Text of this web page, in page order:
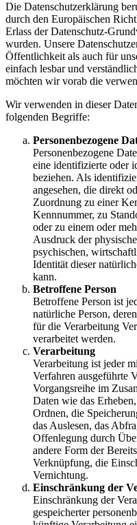
Die Datenschutzerklärung
durch den Europäischen
Erlass der Datenschutz-
wurden. Unsere
Öffentlichkeit als auch für
einfach lesbar und
möchten wir vorab die
Wir verwenden in dieser
folgenden Begriffe:
Personenbezogene
Personenbezogene
eine identifizierte oder
beziehen. Als
angesehen, die direkt
Zuordnung zu einer
Kennnummer, zu
oder zu einem oder
Ausdruck der
psychischen,
Identität dieser
kann.
Betroffene Person
Betroffene Person ist
natürliche Person,
für die Verarbeitung
verarbeitet werden.
Verarbeitung
Verarbeitung ist jeder
Verfahren ausgeführte
Vorgangsreihe im
Daten wie das
Ordnen, die
das Auslesen, das
Offenlegung durch
andere Form der
Verknüpfung, die
Vernichtung.
Einschränkung der
Einschränkung der
gespeicherter